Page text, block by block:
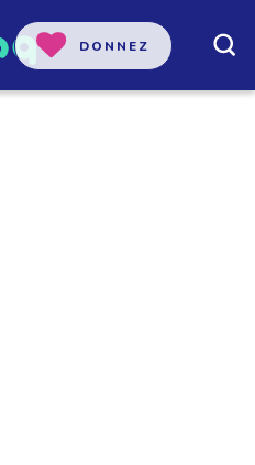
DONNEZ